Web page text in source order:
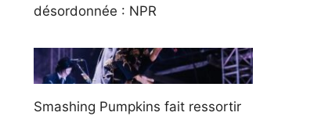
désordonnée : NPR
Smashing Pumpkins fait ressortir